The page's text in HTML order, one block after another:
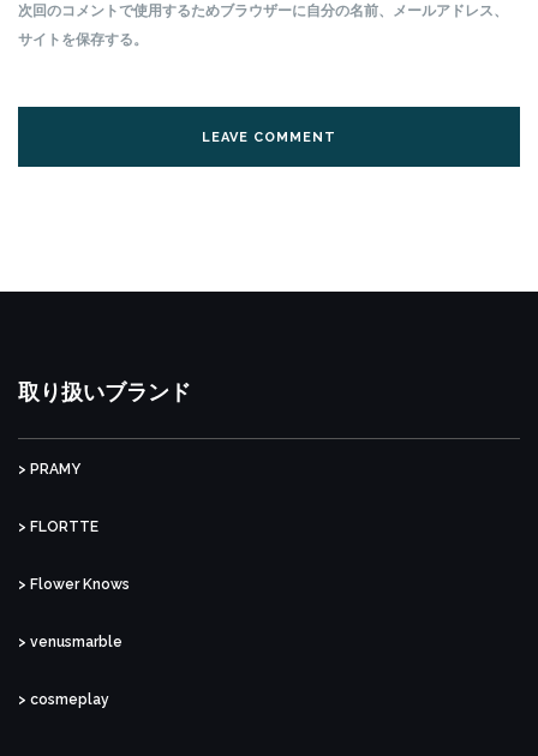
次回のコメントで使用するためブラウザーに自分の名前、メールアドレス、
サイトを保存する。
取り扱いブランド
> PRAMY
> FLORTTE
> Flower Knows
> venusmarble
> cosmeplay